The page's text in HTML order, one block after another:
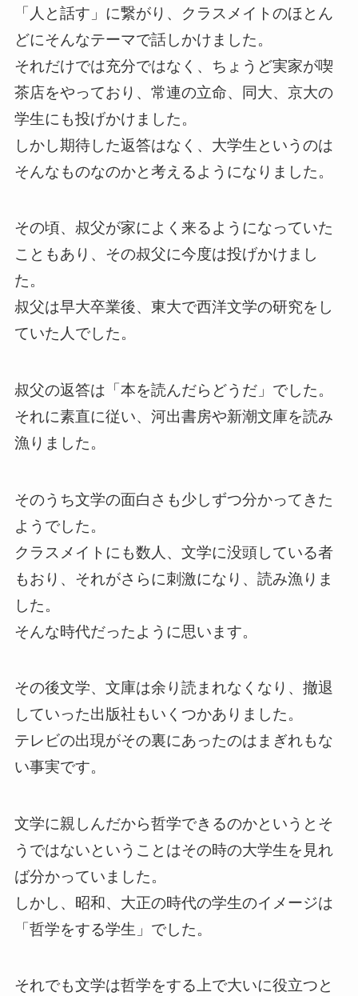
「人と話す」に繋がり、クラスメイトのほとん
どにそんなテーマで話しかけました。
それだけでは充分ではなく、ちょうど実家が喫
茶店をやっており、常連の立命、同大、京大の
学生にも投げかけました。
しかし期待した返答はなく、大学生というのは
そんなものなのかと考えるようになりました。
その頃、叔父が家によく来るようになっていた
こともあり、その叔父に今度は投げかけまし
た。
叔父は早大卒業後、東大で西洋文学の研究をし
ていた人でした。
叔父の返答は「本を読んだらどうだ」でした。
それに素直に従い、河出書房や新潮文庫を読み
漁りました。
そのうち文学の面白さも少しずつ分かってきた
ようでした。
クラスメイトにも数人、文学に没頭している者
もおり、それがさらに刺激になり、読み漁りま
した。
そんな時代だったように思います。
その後文学、文庫は余り読まれなくなり、撤退
していった出版社もいくつかありました。
テレビの出現がその裏にあったのはまぎれもな
い事実です。
文学に親しんだから哲学できるのかというとそ
うではないということはその時の大学生を見れ
ば分かっていました。
しかし、昭和、大正の時代の学生のイメージは
「哲学をする学生」でした。
それでも文学は哲学をする上で大いに役立つと